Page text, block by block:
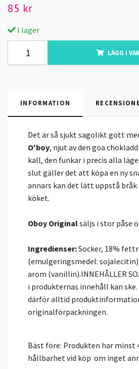
85 kr
I lager
LÄGG I
INFORMATION
Det är så sjukt sagolikt gott
O'boy, njut av den goa
kall, den funkar i precis alla
slut gäller det att köpa en ny
annars kan det lätt uppstå bråk
köket.
Oboy Originalsäljs i stor påse
Ingredienser:Socker, 18%
(emulgeringsmedel:
arom (vanillin).INNEHÅLLER
i produkternas innehåll kan
därför alltid
originalförpackningen.
Bäst före: Produkten har minst
hållbarhet vid köp om inget